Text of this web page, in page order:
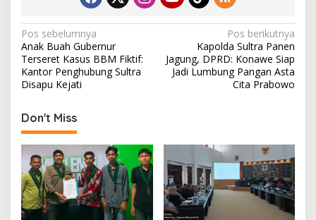
N
a
v
g
a
s
i
p
o
Pos sebelumnya
Anak Buah Gubernur
Terseret Kasus BBM Fiktif:
Kantor Penghubung Sultra
Disapu Kejati
Pos berikutnya
Kapolda Sultra Panen
Jagung, DPRD: Konawe Siap
Jadi Lumbung Pangan Asta
Cita Prabowo
Don't Miss